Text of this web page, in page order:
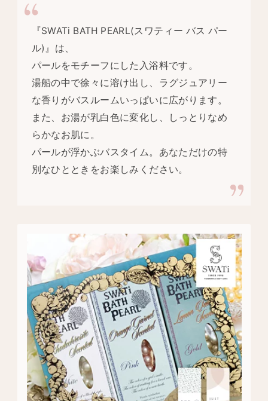
『SWATi BATH PEARL(スワティー バス パー
ル)』は、
パールをモチーフにした入浴料です。
湯船の中で徐々に溶け出し、ラグジュアリー
な香りがバスルームいっぱいに広がります。
また、お湯が乳白色に変化し、しっとりなめ
らかなお肌に。
パールが浮かぶバスタイム。あなただけの特
別なひとときをお楽しみください。